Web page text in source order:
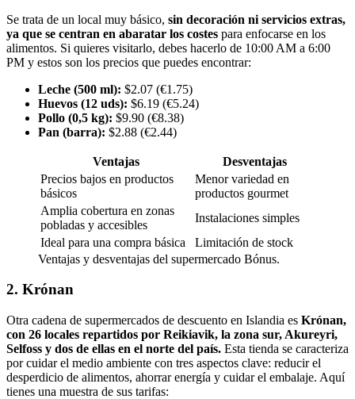
Se trata de un local muy básico, sin decoración ni servicios extras,
ya que se centran en abaratar los costes para enfocarse en los
alimentos. Si quieres visitarlo, debes hacerlo de 10:00 AM a 6:00
PM y estos son los precios que puedes encontrar:
Leche (500 ml): $2.07 (€1.75)
Huevos (12 uds): $6.19 (€5.24)
Pollo (0,5 kg): $9.90 (€8.38)
Pan (barra): $2.88 (€2.44)
Ventajas
Desventajas
Precios bajos en productos
básicos
Menor variedad en
productos gourmet
Amplia cobertura en zonas
pobladas y accesibles
Instalaciones simples
Ideal para una compra básica
Limitación de stock
Ventajas y desventajas del supermercado Bónus.
2. Krónan
Otra cadena de supermercados de descuento en Islandia es Krónan,
con 26 locales repartidos por Reikiavik, la zona sur, Akureyri,
Selfoss y dos de ellas en el norte del país. Esta tienda se caracteriza
por cuidar el medio ambiente con tres aspectos clave: reducir el
desperdicio de alimentos, ahorrar energía y cuidar el embalaje. Aquí
tienes una muestra de sus tarifas: